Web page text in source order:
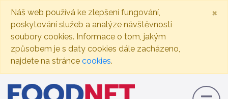
Náš web používá ke zlepšení fungování,
poskytování služeb a analýze návštěvnosti
soubory cookies. Informace o tom, jakým
způsobem je s daty cookies dále zacházeno,
najdete na stránce cookies.
×